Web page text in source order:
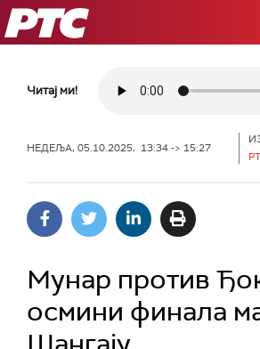
РТС
Читај ми!
НЕДЕЉА, 05.10.2025, 13:34 -> 15:27
Мунар против
осмини финала